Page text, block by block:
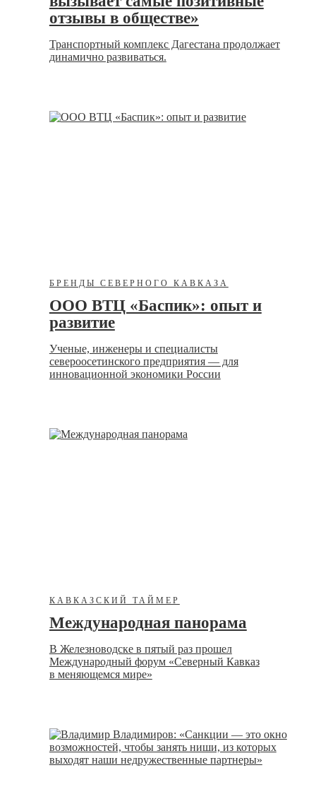
отзывы в обществе»
Транспортный комплекс Дагестана продолжает
динамично развиваться.
БРЕНДЫ СЕВЕРНОГО КАВКАЗА
ООО ВТЦ «Баспик»: опыт и
развитие
Ученые, инженеры и специалисты
североосетинского предприятия — для
инновационной экономики России
КАВКАЗСКИЙ ТАЙМЕР
Международная панорама
В Железноводске в пятый раз прошел
Международный форум «Северный Кавказ
в меняющемся мире»